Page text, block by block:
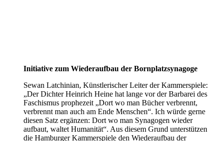
Initiative zum Wiederaufbau der Bornplatzsynagoge
Sewan Latchinian, Künstlerischer Leiter der Kammerspiele:
„Der Dichter Heinrich Heine hat lange vor der Barbarei des
Faschismus prophezeit „Dort wo man Bücher verbrennt,
verbrennt man auch am Ende Menschen“. Ich würde gerne
diesen Satz ergänzen: Dort wo man Synagogen wieder
aufbaut, waltet Humanität“. Aus diesem Grund unterstützen
die Hamburger Kammerspiele den Wiederaufbau der